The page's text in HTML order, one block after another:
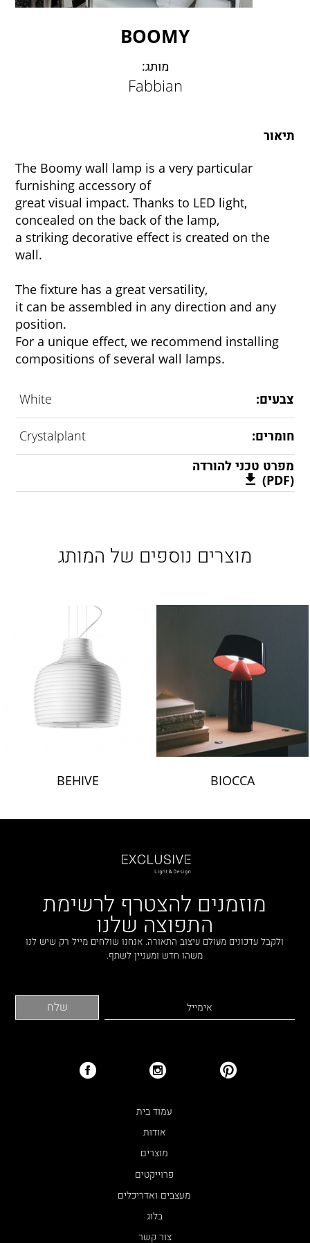
LAMBERT & FILS
PORSCHE
CATELLANI & SMITH
VIABIZZUNO
BOOMY
מותג:
Fabbian
תיאור
The Boomy wall lamp is a very particular
furnishing accessory of
great visual impact. Thanks to LED light,
concealed on the back of the lamp,
a striking decorative effect is created on the
wall.
The fixture has a great versatility,
it can be assembled in any direction and any
position.
For a unique effect, we recommend installing
compositions of several wall lamps.
צבעים: White
חומרים:
Crystalplant
מפרט טכני להורדה
(PDF)
מוצרים נוספים של המותג
BIOCCA
BEHIVE
מוזמנים להצטרף לרשימת
התפוצה שלנו
ולקבל עדכונים מעולם עיצוב התאורה. אנחנו שולחים מייל רק שיש לנו
משהו חדש ומעניין לשתף.
עמוד בית
אודות
מוצרים
פרוייקטים
מעצבים ואדריכלים
בלוג
צור קשר